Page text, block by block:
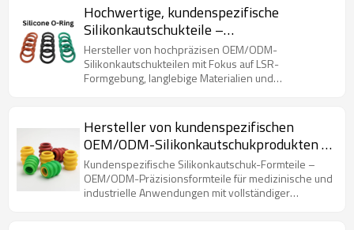
Hochwertige, kundenspezifische
Silikonkautschukteile –
Präzisionsformung für OEM/ODM-
Anwendungen
Hersteller von hochpräzisen OEM/ODM-
Silikonkautschukteilen mit Fokus auf LSR-
Formgebung, langlebige Materialien und
Hersteller von kundenspezifischen
OEM/ODM-Silikonkautschukprodukten |
Präzisionsgeformte Silikonteile – Fabrik
in China
Kundenspezifische Silikonkautschuk-Formteile –
OEM/ODM-Präzisionsformteile für medizinische und
industrielle Anwendungen mit vollständiger